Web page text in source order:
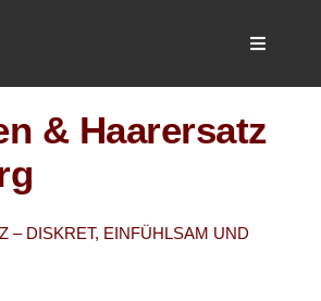
Toggle
Home
Geschichte
& Haarersatz
– DISKRET, EINFÜHLSAM UND